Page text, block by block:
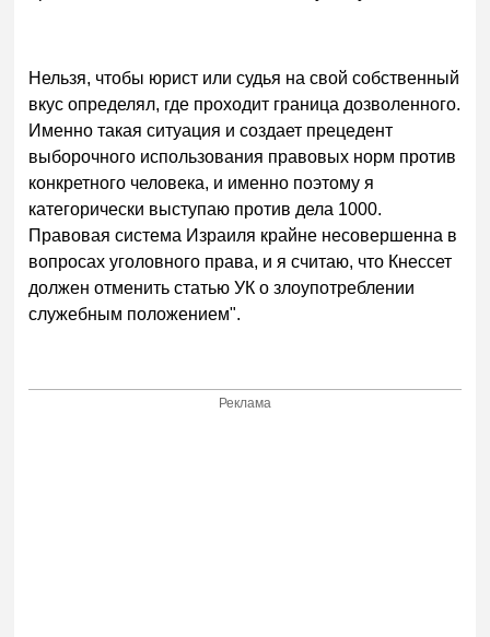
Нельзя, чтобы юрист или судья на свой собственный
вкус определял, где проходит граница дозволенного.
Именно такая ситуация и создает прецедент
выборочного использования правовых норм против
конкретного человека, и именно поэтому я
категорически выступаю против дела 1000.
Правовая система Израиля крайне несовершенна в
вопросах уголовного права, и я считаю, что Кнессет
должен отменить статью УК о злоупотреблении
служебным положением".
Реклама